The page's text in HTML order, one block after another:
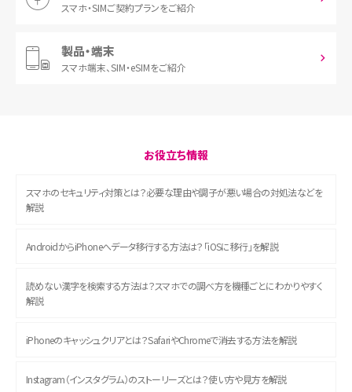
スマホ・SIMご契約プランをご紹介
製品・端末
スマホ端末、SIM・eSIMをご紹介
お役立ち情報
スマホのセキュリティ対策とは？必要な理由や調子が悪い場合の対処法などを
解説
AndroidからiPhoneへデータ移行する方法は？「iOSに移行」を解説
読めない漢字を検索する方法は？スマホでの調べ方を機種ごとにわかりやすく
解説
iPhoneのキャッシュクリアとは？SafariやChromeで消去する方法を解説
Instagram（インスタグラム）のストーリーズとは？使い方や見方を解説